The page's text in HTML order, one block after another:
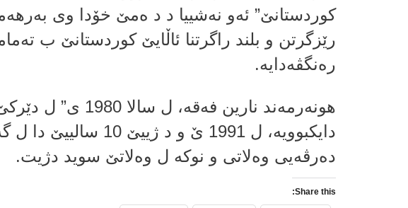
کوردستانێ” ئه‌و نه‌شییا د د ه‌مێ خۆدا وی
رێزگرتن و بلند راگرتنا ئاڵایێ کوردستانێ ب
ره‌نگڤه‌دایه‌.
هونه‌رمه‌ند نارین
دایکبوویە، ل 1991 ێ و د
ده‌رڤه‌یی وه‌لاتی و نوكه‌ ل وه‌لاتێ سوید دژیت.
Share this: